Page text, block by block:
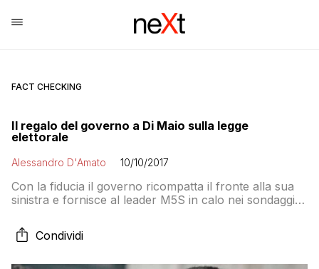
FACT CHECKING
Il regalo del governo a Di Maio sulla legge
elettorale
Alessandro D'Amato 10/10/2017
Con la fiducia il governo ricompatta il fronte alla sua
sinistra e fornisce al leader M5S in calo nei sondaggi la
la possibilità agli avversari di cominciare la campagna
elettorale urlando all’emergenza democratica.
Condividi